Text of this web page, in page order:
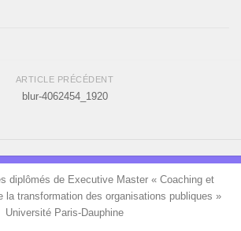
ARTICLE PRÉCÉDENT
blur-4062454_1920
diplômés de Executive Master « Coaching et
la transformation des organisations publiques »
Université Paris-Dauphine